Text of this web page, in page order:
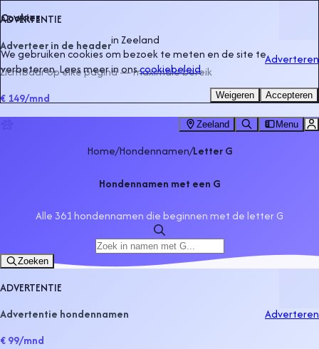
ADVERTENTIE
Adverteer in de headerinZeeland
Zichtbaar op elke pagina — maximale bereik
€ 149/mnd
Adverteren
Zeeland Menu
Home/Hondennamen/Letter G
Hondennamen met een G
Alle 361 hondennamen die beginnen met de letter G
Zoeken
ADVERTENTIE
Advertentie hondennamen
€ 99/mnd
Adverteren
Cookies
We gebruiken cookies om bezoek te meten en de site te
verbeteren. Lees meer in onscookiebeleid.
Weigeren Accepteren